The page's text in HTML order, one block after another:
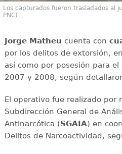
Los capturados fueron trasladados al
PNC)
Jorge Matheu cuenta con
por los delitos de extorsión,
así como por posesión para
2007 y 2008, según
El operativo fue realizado por
Subdirección General de
Antinarcótica (SGAIA) en
Delitos de Narcoactividad,